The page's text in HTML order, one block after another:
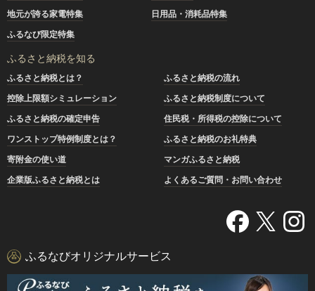
地元が誇る家電特集
日用品・消耗品特集
ふるなび限定特集
ふるさと納税を知る
ふるさと納税とは？
ふるさと納税の流れ
控除上限額シミュレーション
ふるさと納税制度について
ふるさと納税の確定申告
住民税・所得税の控除について
ワンストップ特例制度とは？
ふるさと納税のお礼特典
寄附金の使い道
マンガふるさと納税
企業版ふるさと納税とは
よくあるご質問・お問い合わせ
ふるなびオリジナルサービス